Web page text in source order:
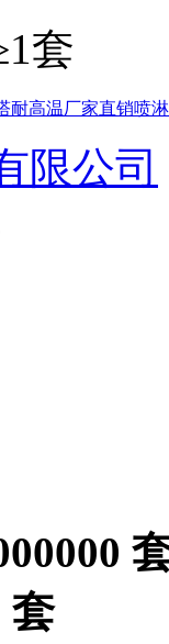
套
耐高温厂家直销喷
限公司
套